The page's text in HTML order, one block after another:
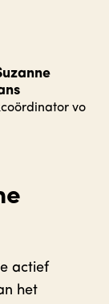
vo
actief
het